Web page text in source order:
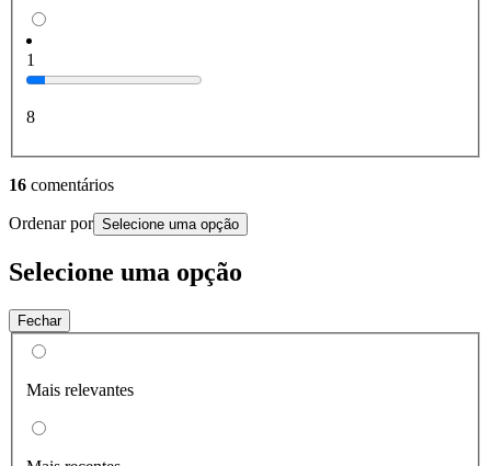
1
8
16 comentários
Ordenar por Selecione uma opção
Selecione uma opção
Fechar
Mais relevantes